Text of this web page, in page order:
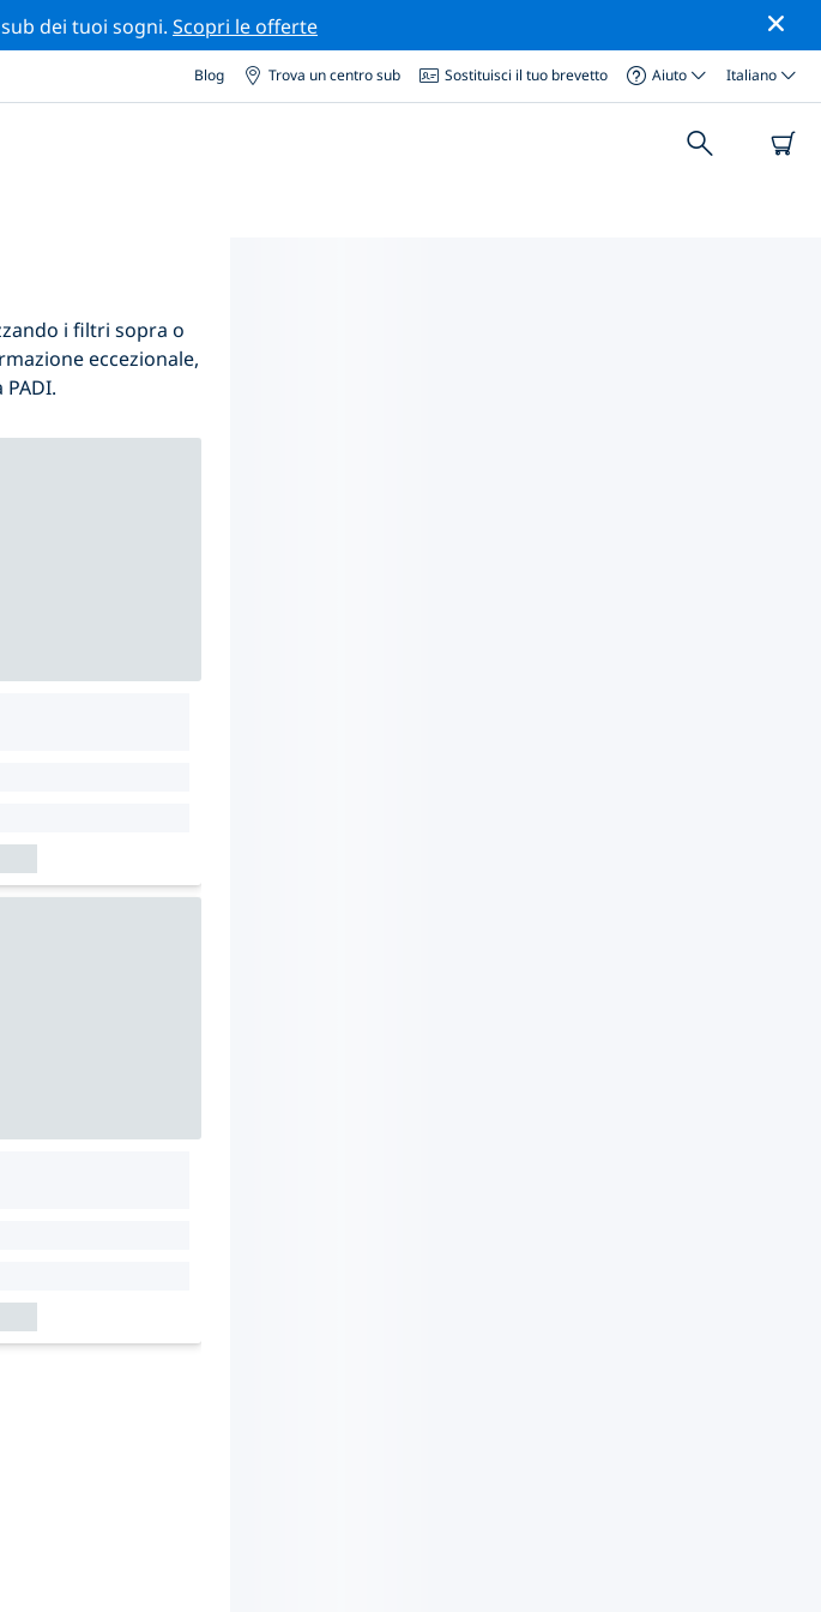
dei tuoi sogni. Scopri le offerte
Blog Trova un centro sub Sostituisci il tuo brevetto Aiuto Italiano
i filtri sopra o
eccezionale,